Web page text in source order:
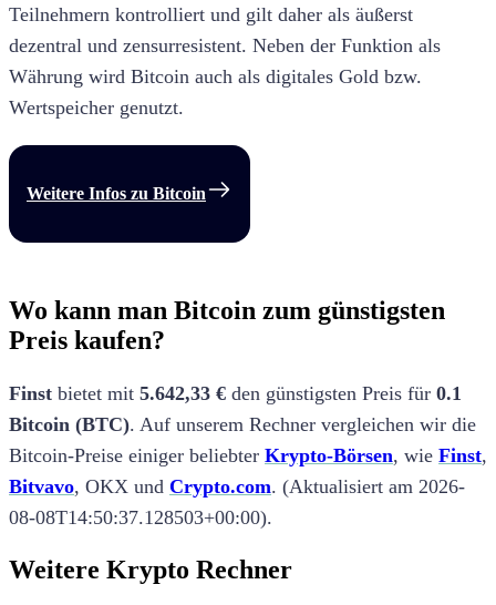
Teilnehmern kontrolliert und gilt daher als äußerst
dezentral und zensurresistent. Neben der Funktion als
Währung wird Bitcoin auch als digitales Gold bzw.
Wertspeicher genutzt.
Weitere Infos zu Bitcoin
Wo kann man Bitcoin zum günstigsten
Preis kaufen?
Finst bietet mit 5.642,33 € den günstigsten Preis für 0.1
Bitcoin (BTC). Auf unserem Rechner vergleichen wir die
Bitcoin-Preise einiger beliebter Krypto-Börsen, wie Finst,
Bitvavo, OKX und Crypto.com. (Aktualisiert am 2026-
08-08T14:50:37.128503+00:00).
Weitere Krypto Rechner